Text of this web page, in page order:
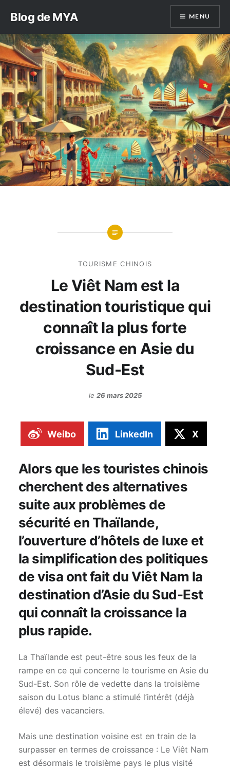
contenu
Blog de MYA MENU
TOURISME CHINOIS
Le Viêt Nam est la
destination touristique qui
connaît la plus forte
croissance en Asie du
Sud-Est
le 26 mars 2025
Weibo LinkedIn X
Alors que les touristes chinois
cherchent des alternatives
suite aux problèmes de
sécurité en Thaïlande,
l’ouverture d’hôtels de luxe et
la simplification des politiques
de visa ont fait du Viêt Nam la
destination d’Asie du Sud-Est
qui connaît la croissance la
plus rapide.
La Thaïlande est peut-être sous les feux de la
rampe en ce qui concerne le tourisme en Asie du
Sud-Est. Son rôle de vedette dans la troisième
saison du Lotus blanc a stimulé l’intérêt (déjà
élevé) des vacanciers.
Mais une destination voisine est en train de la
surpasser en termes de croissance : Le Viêt Nam
est désormais le troisième pays le plus visité